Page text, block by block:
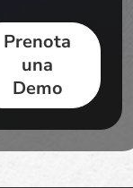
Prenota
una
Demo